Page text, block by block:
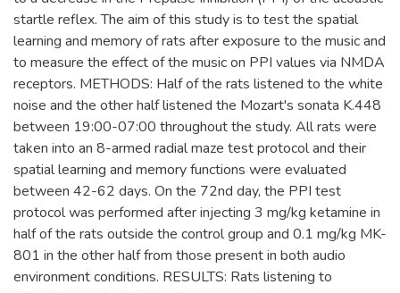
startle reflex. The aim of this study is to test the spatial
learning and memory of rats after exposure to the music and
to measure the effect of the music on PPI values via NMDA
receptors. METHODS: Half of the rats listened to the white
noise and the other half listened the Mozart's sonata K.448
between 19:00-07:00 throughout the study. All rats were
taken into an 8-armed radial maze test protocol and their
spatial learning and memory functions were evaluated
between 42-62 days. On the 72nd day, the PPI test
protocol was performed after injecting 3 mg/kg ketamine in
half of the rats outside the control group and 0.1 mg/kg MK-
801 in the other half from those present in both audio
environment conditions. RESULTS: Rats listening to